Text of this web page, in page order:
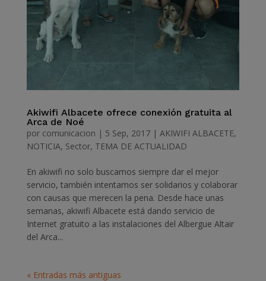
Akiwifi Albacete ofrece conexión gratuita al
Arca de Noé
por comunicacion | 5 Sep, 2017| AKIWIFI ALBACETE,
NOTICIA, Sector, TEMA DE ACTUALIDAD
En akiwifi no solo buscamos siempre dar el mejor
servicio, también intentamos ser solidarios y colaborar
con causas que merecen la pena. Desde hace unas
semanas, akiwifi Albacete está dando servicio de
Internet gratuito a las instalaciones del Albergue Altair
del Arca...
« Entradas más antiguas